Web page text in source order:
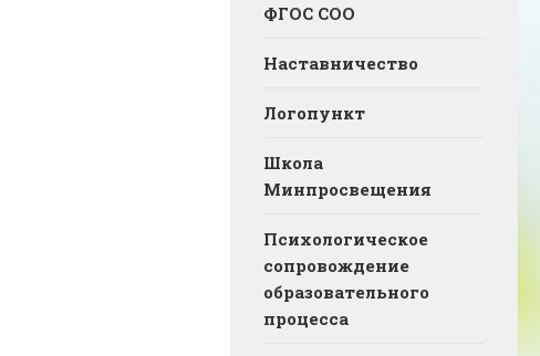
ФГОС СОО
Наставничество
Логопункт
Школа
Минпросвещения
Психологическое
сопровождение
образовательного
процесса